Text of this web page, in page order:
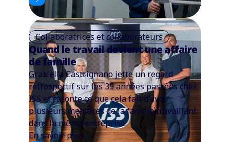
Collaboratrices et collaborateurs
Quand le travail devient une affaire
de famille
Graziella Castrignano jette un regard
rétrospectif sur les 35 années passées chez
ISS et raconte ce que cela fait d'avoir
plusieurs membres de la famille travaillant
dans la même entreprise.
En savoir plus